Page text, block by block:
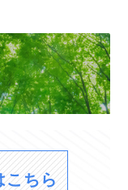
こちら